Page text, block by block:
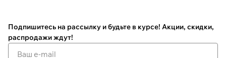
Подпишитесь на рассылку и будьте в курсе! Акции, скидки,
распродажи ждут!